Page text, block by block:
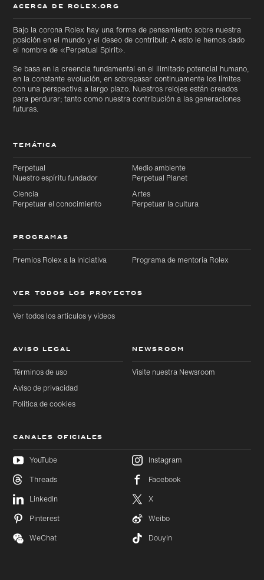
directamente
al contenido
principal
directamente
página
ACERCA DE ROLEX.ORG
Bajo la corona Rolex hay una forma de pensamiento sobre nuestra
posición en el mundo y el deseo de contribuir. A esto le hemos dado
el nombre de «Perpetual Spirit».
Se basa en la creencia fundamental en el ilimitado potencial humano,
en la constante evolución, en sobrepasar continuamente los límites
con una perspectiva a largo plazo. Nuestros relojes están creados
para perdurar; tanto como nuestra contribución a las generaciones
futuras.
TEMÁTICA
Perpetual
Nuestro espíritu fundador
Medio ambiente
Perpetual Planet
Ciencia
Perpetuar el conocimiento
Artes
Perpetuar la cultura
PROGRAMAS
Premios Rolex a la Iniciativa Programa de mentoría Rolex
VER TODOS LOS PROYECTOS
Ver todos los artículos y vídeos
AVISO LEGAL
Términos de uso
Aviso de privacidad
Política de cookies
NEWSROOM
Visite nuestra Newsroom
CANALES OFICIALES
YouTube
Instagram
Threads
Facebook
LinkedIn
X
Pinterest
Weibo
WeChat
Douyin